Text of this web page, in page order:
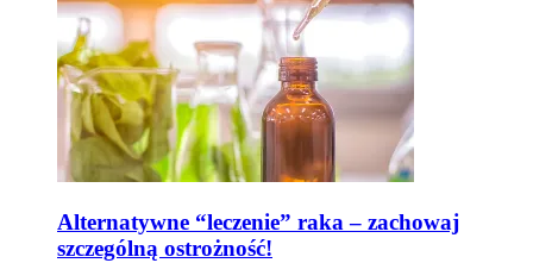
Alternatywne “leczenie” raka – zachowaj
szczególną ostrożność!